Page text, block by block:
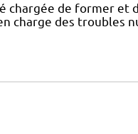
chargée de former et
charge des troubles